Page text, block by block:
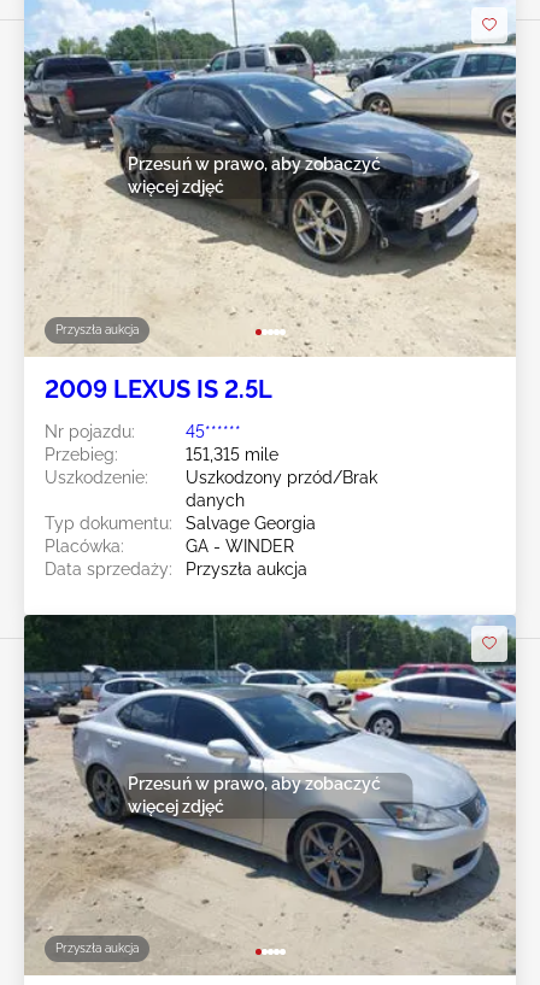
Przyszła aukcja
Przesuń w prawo, aby zobaczyć
więcej zdjęć
2009 LEXUS IS 2.5L
Nr pojazdu:
45******
Przebieg:
151,315 mile
Uszkodzenie:
Uszkodzony przód/Brak
danych
Typ dokumentu:
Salvage Georgia
Placówka:
GA - WINDER
Data sprzedaży:
Przyszła aukcja
Przyszła aukcja
Przesuń w prawo, aby zobaczyć
więcej zdjęć